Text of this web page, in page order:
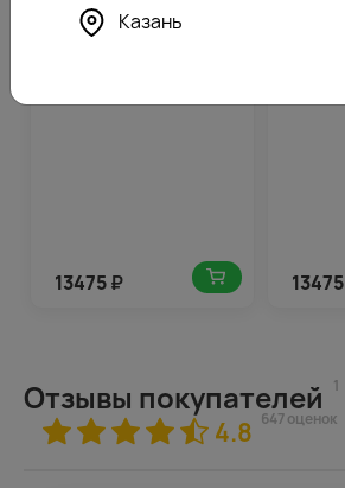
4.9(471)
13475₽ 13475
Отзывы покупателей 1
4.8 647 оценок
Казань